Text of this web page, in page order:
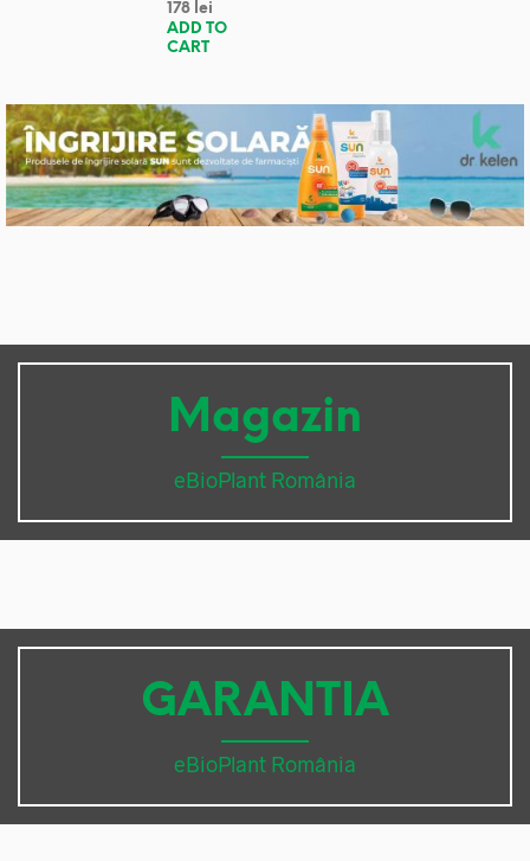
178 lei
ADD TO
CART
Magazin
eBioPlant România
GARANTIA
eBioPlant România